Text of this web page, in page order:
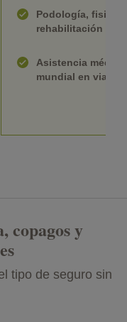
Podología,
rehabilitación
Asistencia médica
mundial en viajes
copagos y
tipo de seguro sin